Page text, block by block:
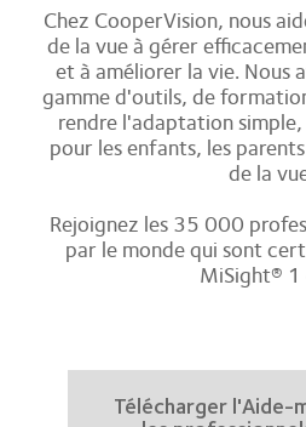
Chez CooperVision, nous
de la vue à gérer
et à améliorer la vie. Nous
gamme d'outils, de
rendre l'adaptation
pour les enfants, les
de la
Rejoignez les 35 000
par le monde qui sont
MiSight® 1
Télécharger l'Aide-